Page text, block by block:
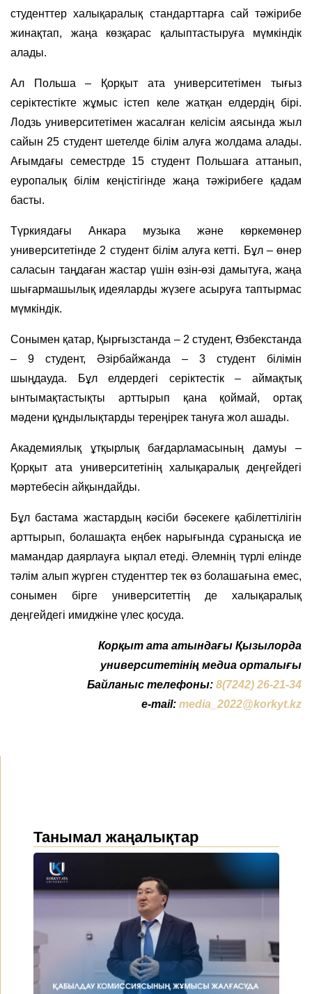
студенттер халықаралық стандарттарға сай тәжірибе
жинақтап, жаңа көзқарас қалыптастыруға мүмкіндік
алады.
Ал Польша – Қорқыт ата университетімен тығыз
серіктестікте жұмыс істеп келе жатқан елдердің бірі.
Лодзь университетімен жасалған келісім аясында жыл
сайын 25 студент шетелде білім алуға жолдама алады.
Ағымдағы семестрде 15 студент Польшаға аттанып,
еуропалық білім кеңістігінде жаңа тәжірибеге қадам
басты.
Түркиядағы Анкара музыка және көркемөнер
университетінде 2 студент білім алуға кетті. Бұл – өнер
саласын таңдаған жастар үшін өзін-өзі дамытуға, жаңа
шығармашылық идеяларды жүзеге асыруға таптырмас
мүмкіндік.
Сонымен қатар, Қырғызстанда – 2 студент, Өзбекстанда
– 9 студент, Әзірбайжанда – 3 студент білімін
шыңдауда. Бұл елдердегі серіктестік – аймақтық
ынтымақтастықты арттырып қана қоймай, ортақ
мәдени құндылықтарды тереңірек тануға жол ашады.
Академиялық ұтқырлық бағдарламасының дамуы –
Қорқыт ата университетінің халықаралық деңгейдегі
мәртебесін айқындайды.
Бұл бастама жастардың кәсіби бәсекеге қабілеттілігін
арттырып, болашақта еңбек нарығында сұранысқа ие
мамандар даярлауға ықпал етеді. Әлемнің түрлі елінде
тәлім алып жүрген студенттер тек өз болашағына емес,
сонымен бірге университеттің де халықаралық
деңгейдегі имиджіне үлес қосуда.
Корқыт ата атындағы Қызылорда
университетінің медиа орталығы
Байланыс телефоны: 8(7242) 26-21-34
e-mail: media_2022@korkyt.kz
Танымал жаңалықтар